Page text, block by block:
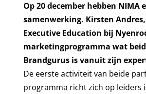
Op 20 december hebben
samenwerking. Kirsten
Executive Education bij
marketingprogramma wat
Brandgurus is vanuit zijn
De eerste activiteit van beide
programma richt zich op leiders